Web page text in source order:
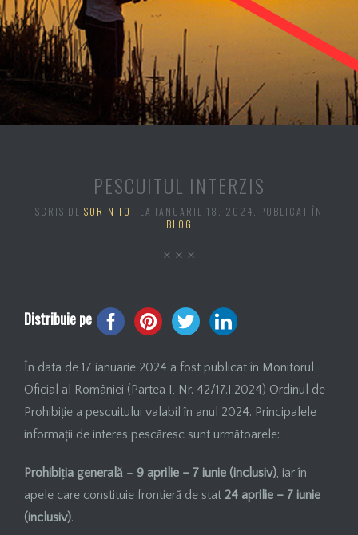
PESCUITUL INTERZIS
SCRIS DE SORIN TOT LA IANUARIE 18, 2024
. PUBLICAT ÎN
BLOG
Distribuie pe
În data de 17 ianuarie 2024 a fost publicat în Monitorul
Oficial al României (Partea I, Nr. 42/17.I.2024) Ordinul de
Prohibiție a pescuitului valabil în anul 2024. Principalele
informații de interes pescăresc sunt următoarele:
Prohibiția generală – 9 aprilie – 7 iunie (inclusiv), iar în
apele care constituie frontieră de stat 24 aprilie – 7 iunie
(inclusiv).